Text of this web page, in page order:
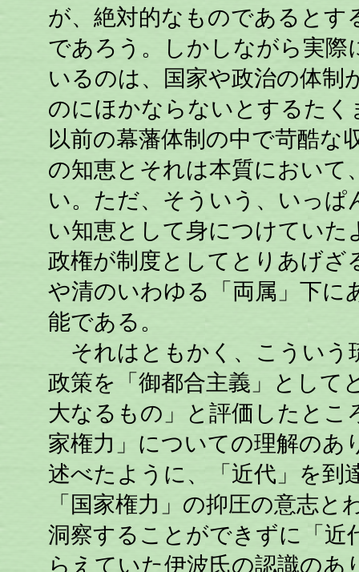
が、絶対的なものであるとす
であろう。しかしながら実際
いるのは、国家や政治の体制
のにほかならないとするた
以前の幕藩体制の中で苛酷な
の知恵とそれは本質におい
い。ただ、そういう、いっ
い知恵として身につけてい
政権が制度としてとりあげざ
や清のいわゆる「両属」下に
能である。
それはともかく、こういう
政策を「御都合主義」として
大なるもの」と評価したとこ
家権力」についての理解のあ
述べたように、「近代」を到
「国家権力」の抑圧の意志
洞察することができずに「近
らえていた伊波氏の認識の